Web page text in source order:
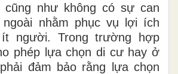
cũng như không có sự can
nhằm phục vụ lợi ích
người.
Trong trường hợp
phép lựa chọn di cư hay ở
đảm bảo rằng lựa chọn